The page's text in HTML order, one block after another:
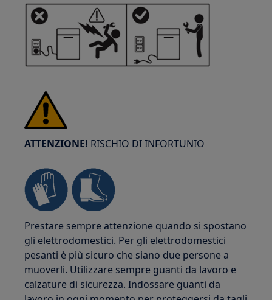
ATTENZIONE! RISCHIO DI INFORTUNIO
Prestare sempre attenzione quando si spostano
gli elettrodomestici. Per gli elettrodomestici
pesanti è più sicuro che siano due persone a
muoverli. Utilizzare sempre guanti da lavoro e
calzature di sicurezza. Indossare guanti da